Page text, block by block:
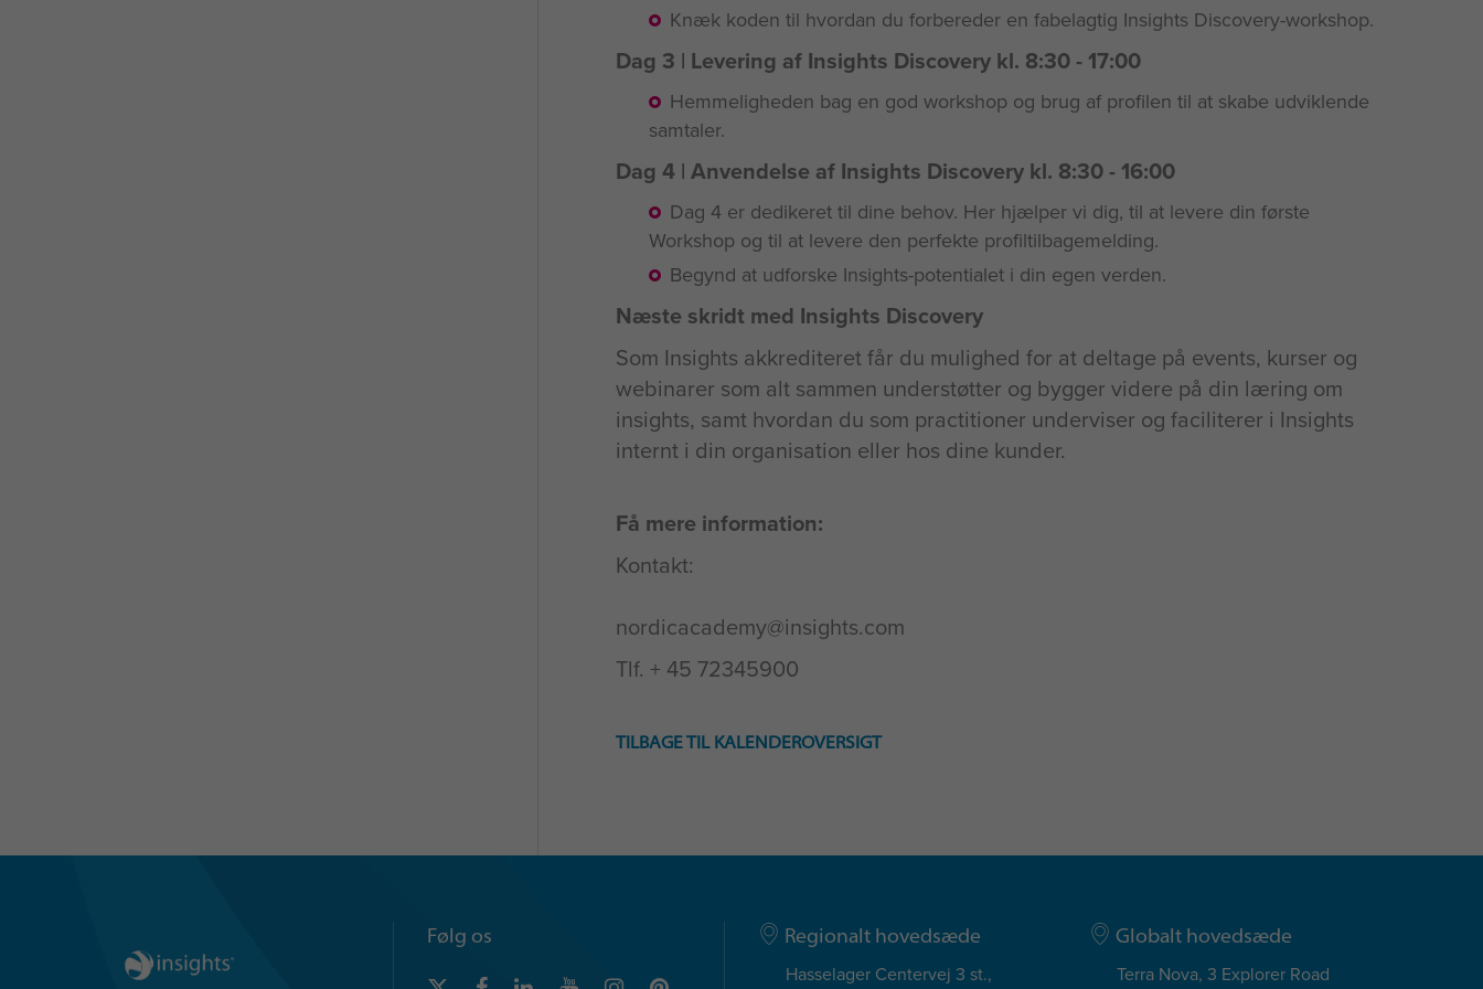
Knæk koden til hvordan du forbereder en fabelagtig Insights Discovery-workshop.
Dag 3 | Levering af Insights Discovery kl. 8:30 - 17:00
Hemmeligheden bag en god workshop og brug af profilen til at skabe udviklende
samtaler.
Dag 4 | Anvendelse af Insights Discovery kl. 8:30 - 16:00
Dag 4 er dedikeret til dine behov. Her hjælper vi dig, til at levere din første
Workshop og til at levere den perfekte profiltilbagemelding.
Begynd at udforske Insights-potentialet i din egen verden.
Næste skridt med Insights Discovery
Som Insights akkrediteret får du mulighed for at deltage på events, kurser og
webinarer som alt sammen understøtter og bygger videre på din læring om
insights, samt hvordan du som practitioner underviser og faciliterer i Insights
internt i din organisation eller hos dine kunder.
Få mere information:
Kontakt:
nordicacademy@insights.com
Tlf. + 45 72345900
TILBAGE TIL KALENDEROVERSIGT
Følg os Regionalt hovedsæde
Hasselager Centervej 3 st.,
Globalt hovedsæde
Terra Nova, 3 Explorer Road